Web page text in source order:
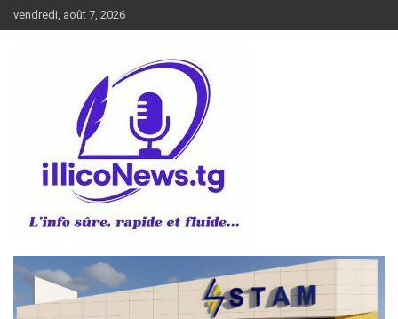
au
vendredi, août 7, 2026
illiconews